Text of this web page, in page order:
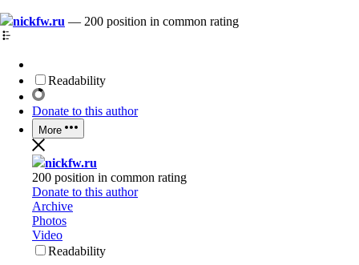
nickfw.ru — 200 position in common rating
Readability
Donate to this author
More
nickfw.ru
200 position in common rating
Donate to this author
Archive
Photos
Video
Readability